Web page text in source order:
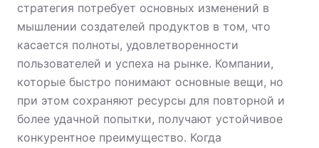
стратегия потребует основных изменений в
мышлении создателей продуктов в том, что
касается полноты, удовлетворенности
пользователей и успеха на рынке. Компании,
которые быстро понимают основные вещи, но
при этом сохраняют ресурсы для повторной и
более удачной попытки, получают устойчивое
конкурентное преимущество. Когда